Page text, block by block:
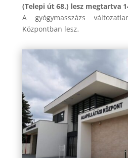
(Telepi út 68.) lesz megtartva
A gyógymasszázs
Központban lesz.